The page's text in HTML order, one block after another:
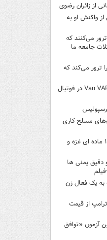
از زائران رضوی
از واکنش او به
می‌کنند که
جامعه ما
ترور می‌کند که
توضیحاتی درباره سیستم Van VAR در فوتبال
مسلح کاری
مخالفت نتانیاهو با طرح ۱۵ ماده ای غزه و
دقیق یمنی ها
یک فعال زن
از قیمت
آزمون «توافق